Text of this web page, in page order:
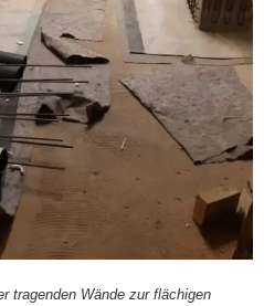
tra­gen­den Wän­de zur flä­chi­gen